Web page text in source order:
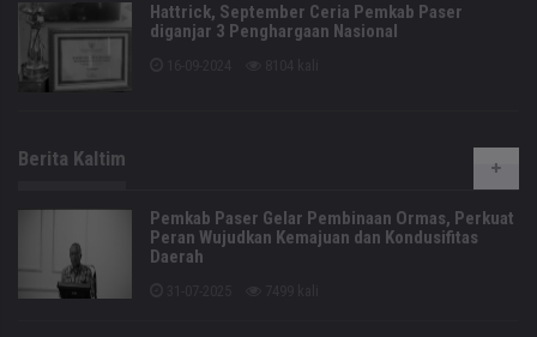
Hattrick, September Ceria Pemkab Paser
diganjar 3 Penghargaan Nasional
Berita Kaltim
Pemkab Paser Gelar Pembinaan Ormas, Perkuat
Peran Wujudkan Kemajuan dan Kondusifitas
Daerah